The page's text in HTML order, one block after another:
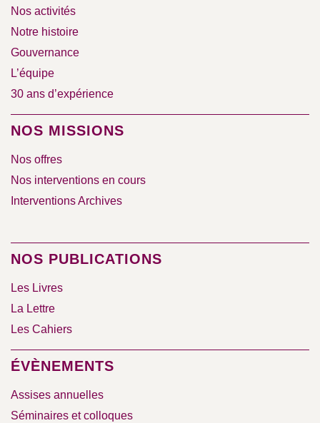
Nos activités
Notre histoire
Gouvernance
L’équipe
30 ans d’expérience
NOS MISSIONS
Nos offres
Nos interventions en cours
Interventions Archives
NOS PUBLICATIONS
Les Livres
La Lettre
Les Cahiers
ÉVÈNEMENTS
Assises annuelles
Séminaires et colloques